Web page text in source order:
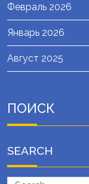
Февраль 2026
Январь 2026
Август 2025
ПОИСК
SEARCH